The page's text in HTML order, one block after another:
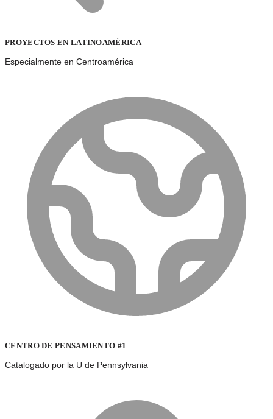
PROYECTOS EN LATINOAMÉRICA
Especialmente en Centroamérica
CENTRO DE PENSAMIENTO #1
Catalogado por la U de Pennsylvania